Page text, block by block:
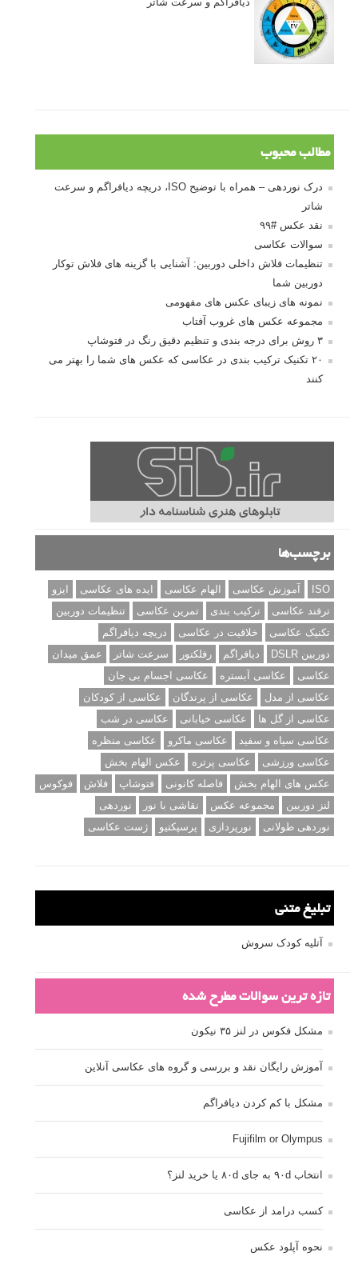
مطالب محبوب
درک نوردهی – همراه با توضیح ISO، دریچه دیافراگم و سرعت
شاتر
نقد عکس #۹۹
سوالات عکاسی
تنظیمات فلاش داخلی دوربین: آشنایی با گزینه های فلاش توکار
دوربین شما
نمونه های زیبای عکس های مفهومی
مجموعه عکس های غروب آفتاب
۳ روش برای درجه بندی و تنظیم دقیق رنگ در فتوشاپ
۲۰ تکنیک ترکیب بندی در عکاسی که عکس های شما را بهتر می
کنند
برچسب‌ها
ISO آموزش عکاسی الهام عکاسی ایده های عکاسی
ایزو
ترفند عکاسی
ترکیب بندی تمرین عکاسی
تنظیمات دوربین
تکنیک عکاسی
خلاقیت در عکاسی
دریچه دیافراگم
دوربین DSLR
دیافراگم رفلکتور سرعت شاتر
عمق میدان
عکاسی
عکاسی آبستره
عکاسی اجسام بی جان
عکاسی از مدل
عکاسی از پرندگان
عکاسی از کودکان
عکاسی از گل ها
عکاسی خیابانی
عکاسی در شب
عکاسی سیاه و سفید
عکاسی ماکرو
عکاسی منظره
عکاسی ورزشی
عکاسی پرتره
عکس الهام بخش
عکس های الهام بخش
فاصله کانونی فتوشاپ فلاش
فوکوس
لنز دوربین
مجموعه عکس نقاشی با نور
نوردهی
نوردهی طولانی
نورپردازی پرسپکتیو ژست عکاسی
تبلیغ متنی
آتلیه کودک سروش
تازه ترین سوالات مطرح شده
مشکل فکوس در لنز ۳۵ نیکون
آموزش رایگان نقد و بررسی و گروه های عکاسی آنلاین
مشکل با کم کردن دیافراگم
Fujifilm or Olympus
انتخاب ۹۰d به جای ۸۰d یا خرید لنز؟
کسب درامد از عکاسی
نحوه آپلود عکس